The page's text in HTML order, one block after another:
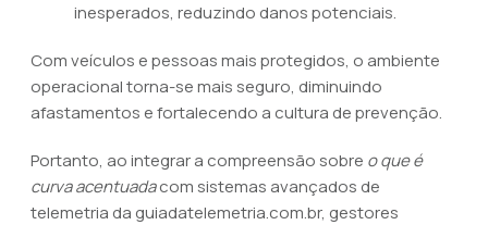
inesperados, reduzindo danos potenciais.
Com veículos e pessoas mais protegidos, o ambiente
operacional torna-se mais seguro, diminuindo
afastamentos e fortalecendo a cultura de prevenção.
Portanto, ao integrar a compreensão sobre o que é
curva acentuadacom sistemas avançados de
telemetria da guiadatelemetria.com.br, gestores